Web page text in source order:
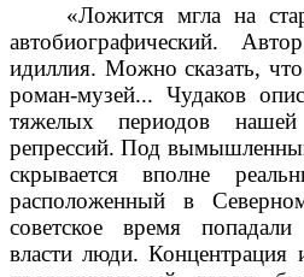
«Ложится мгла на
автобиографический.
идиллия. Можно сказать,
роман-музей... Чудаков
тяжелых периодов
репрессий. Под
скрывается вполне
расположенный в
советское время
власти люди. Концентрация